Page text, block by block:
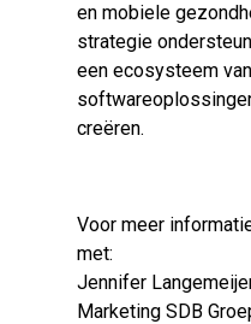
en mobiele
strategie
een ecosysteem
creëren.
Voor meer
met:
Jennifer
Marketing SDB